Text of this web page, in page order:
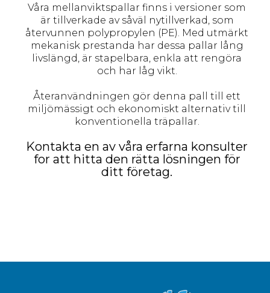
Våra mellanviktspallar finns i versioner som
är tillverkade av såväl nytillverkad, som
återvunnen polypropylen (PE). Med utmärkt
mekanisk prestanda har dessa pallar lång
livslängd, är stapelbara, enkla att rengöra
och har låg vikt.
Återanvändningen gör denna pall till ett
miljömässigt och ekonomiskt alternativ till
konventionella träpallar.
Kontakta en av våra erfarna konsulter
for att hitta den rätta lösningen för
ditt företag.